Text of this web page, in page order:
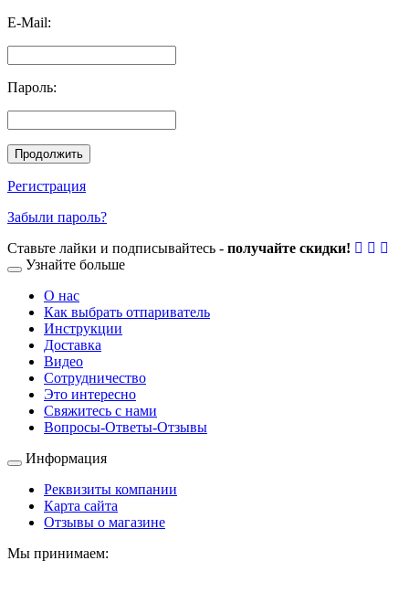
E-Mail:
Пароль:
Продолжить
Регистрация
Забыли пароль?
Ставьте лайки и подписывайтесь - получайте скидки!
Узнайте больше
О нас
Как выбрать отпариватель
Инструкции
Доставка
Видео
Сотрудничество
Это интересно
Свяжитесь с нами
Вопросы-Ответы-Отзывы
Информация
Реквизиты компании
Карта сайта
Отзывы о магазине
Мы принимаем: